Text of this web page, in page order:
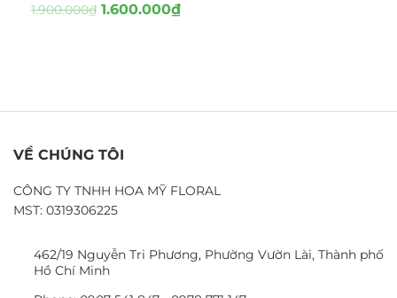
1.900.000₫ 1.600.000₫
VỀ CHÚNG TÔI
CÔNG TY TNHH HOA MỸ FLORAL
MST: 0319306225
462/19 Nguyễn Tri Phương, Phường Vườn Lài, Thành phố
Hồ Chí Minh